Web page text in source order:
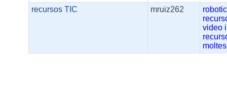
recursos TIC
mruiz262
video